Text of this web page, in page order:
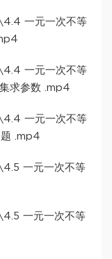
一元一次不等
一元一次不等
求参数 .mp4
一元一次不等
.mp4
一元一次不等
一元一次不等